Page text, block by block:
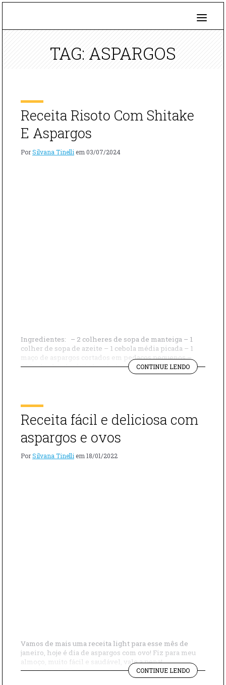
TAG: ASPARGOS
Receita Risoto Com Shitake
E Aspargos
PorSilvana Tinelli em 03/07/2024
Ingredientes: – 2 colheres de sopa de manteiga – 1
colher de sopa de azeite – 1 cebola média picada – 1
maço de aspargos cortados em pedaços pequenos –
200g de shitake fatiado – 1 xícara de vinho branco seco
– 1 litro de caldo de carne – 2 xícaras de arroz arbóreo
CONTINUE LENDO"RECEITA
RISOTO
Receita fácil e deliciosa com
aspargos e ovos
PorSilvana Tinelli em 18/01/2022
Vamos de mais uma receita light para esse mês de
janeiro, hoje é dia de aspargos com ovo! Fiz para meu
almoço, muito fácil e saudável, vale a pena!
INGREDIENTES Aspargos Ovos Azeite Sal Pimenta
MODO DE PREPARO Coloque o aspargo por 5 minutos
CONTINUE LENDO"RECEITA
FÁCIL